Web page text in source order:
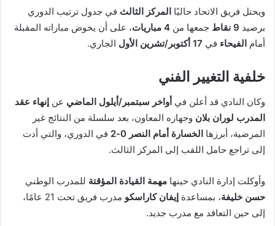
ويحتل فريق الاتحاد حاليًا المركز الثالث في جدول ترتيب الدوري
برصيد 9 نقاط جمعها من 4 مباريات
، على أن يخوض مباراته المقبلة
أمام الفيحاء في 17 أكتوبر/تشرين الأول الجاري.
خلفية التغيير الفني
وكان النادي قد أعلن في أواخر سبتمبر/أيلول الماضي عن إنهاء عقد
المدرب لوران بلان وجهازه المعاون، بعد سلسلة من النتائج غير
المرضية، أبرزها الخسارة أمام النصر 0-2
في الدوري، والتي أدت
إلى تراجع حامل اللقب إلى المركز الثالث.
وأوكلت إدارة النادي حينها مهمة القيادة المؤقتة للمدرب الوطني
حسن خليفة، بمساعدة إيفان كاراسكو
مدرب فريق تحت 21 عامًا،
إلى حين التعاقد مع مدرب جديد.